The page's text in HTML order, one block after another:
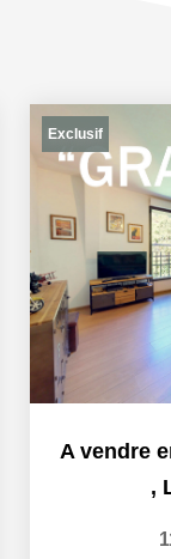
Exclusif
,